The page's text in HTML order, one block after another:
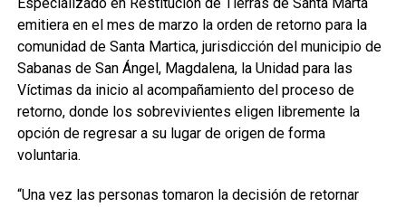
emitiera en el mes de marzo la orden de retorno para la
comunidad de Santa Martica, jurisdicción del municipio de
Sabanas de San Ángel, Magdalena, la Unidad para las
Víctimas da inicio al acompañamiento del proceso de
retorno, donde los sobrevivientes eligen libremente la
opción de regresar a su lugar de origen de forma
voluntaria.
“Una vez las personas tomaron la decisión de retornar